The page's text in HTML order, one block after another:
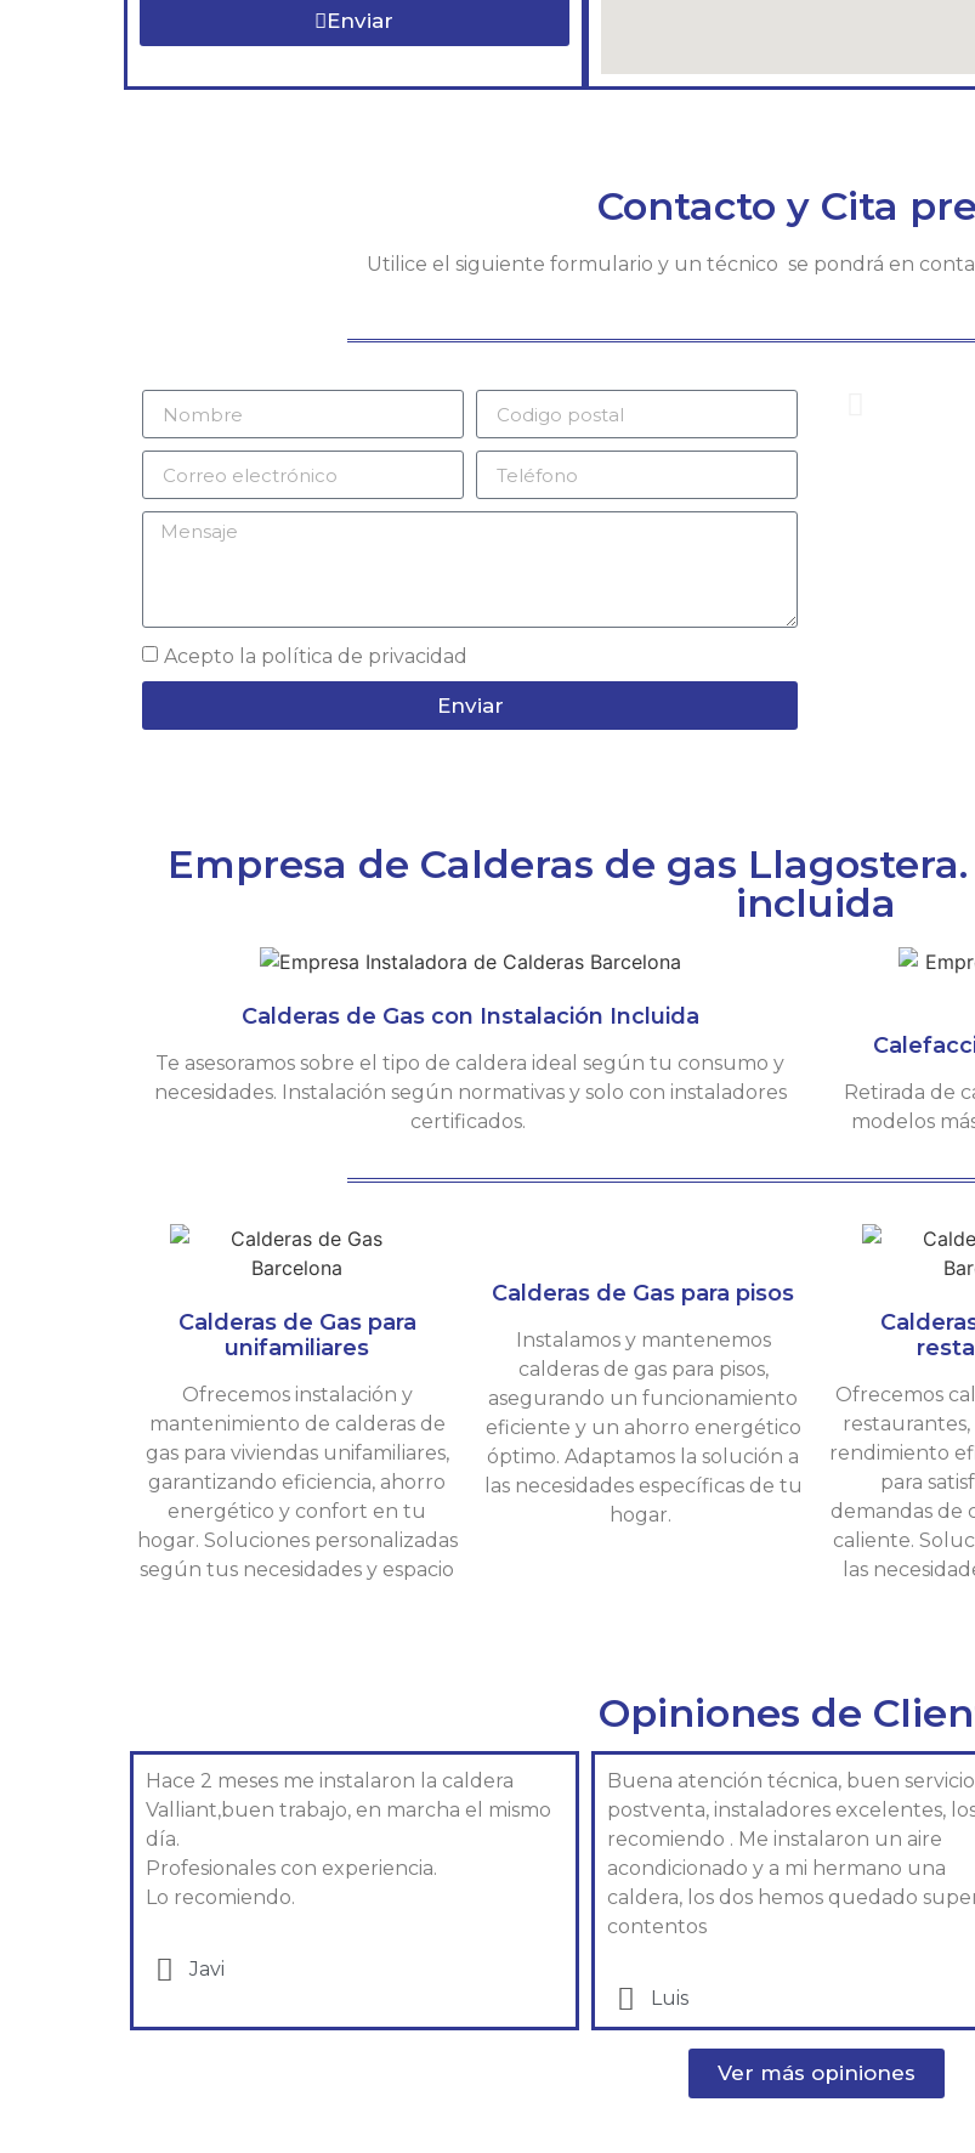
Enviar
Contacto y Cita
Utilice el siguiente formulario y un técnico se pondrá en
Acepto la política de privacidad
Enviar
Empresa de Calderas de gas
incluida
Calderas de Gas con Instalación Incluida
Te asesoramos sobre el tipo de caldera ideal según tu consumo y
necesidades. Instalación según normativas y solo con instaladores
certificados.
Retirada de
modelos
Calderas de Gas para
unifamiliares
Ofrecemos instalación y
mantenimiento de calderas de
gas para viviendas unifamiliares,
garantizando eficiencia, ahorro
energético y confort en tu
hogar. Soluciones personalizadas
según tus necesidades y espacio
Calderas de Gas para pisos
Instalamos y mantenemos
calderas de gas para pisos,
asegurando un funcionamiento
eficiente y un ahorro energético
óptimo. Adaptamos la solución a
las necesidades específicas de tu
hogar.
Ofrecemos
rendimiento
para
demandas de
caliente.
las
Opiniones de
Hace 2 meses me instalaron la caldera
Valliant,buen trabajo, en marcha el mismo
día.
Profesionales con experiencia.
Lo recomiendo.
Javi
Buena atención técnica, buen servicio
postventa, instaladores excelentes,
recomiendo . Me instalaron un aire
acondicionado y a mi hermano una
caldera, los dos hemos quedado
contentos
Luis
Ver más opiniones